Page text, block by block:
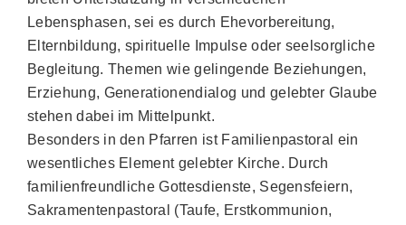
Lebensphasen, sei es durch Ehevorbereitung,
Elternbildung, spirituelle Impulse oder seelsorgliche
Begleitung. Themen wie gelingende Beziehungen,
Erziehung, Generationendialog und gelebter Glaube
stehen dabei im Mittelpunkt.
Besonders in den Pfarren ist Familienpastoral ein
wesentliches Element gelebter Kirche. Durch
familienfreundliche Gottesdienste, Segensfeiern,
Sakramentenpastoral (Taufe, Erstkommunion,